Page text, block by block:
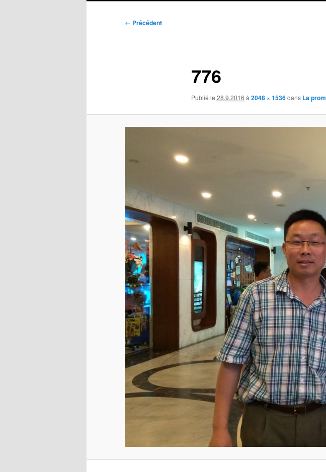
Navigation
← Précédent
776
Publié le 28.9.2016 à 2048 × 1536dans La